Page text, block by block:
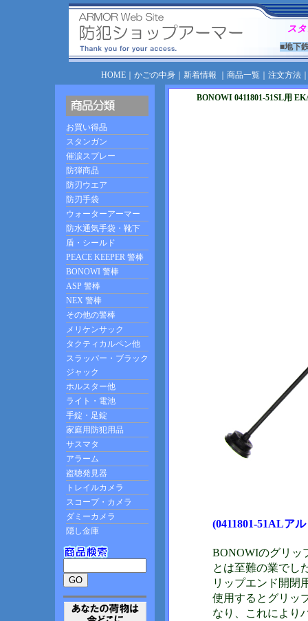
ス
■地下
HOME｜ かごの中身｜ 新着情報 商品一覧｜ 注文方法
BONOWI 0411801-51SL用
(0411801-51ALア
BONOWIのグリッ
とは至難の業でし
リップエンド開閉
使用するとグリッ
なり、これにより